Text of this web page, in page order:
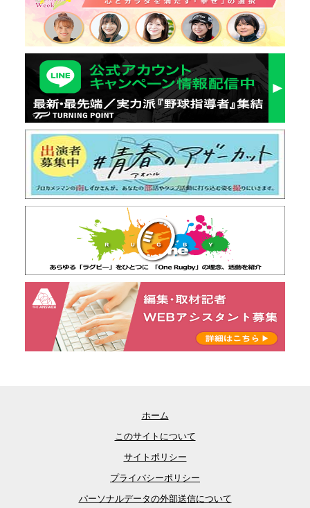
ホーム
このサイトについて
サイトポリシー
プライバシーポリシー
パーソナルデータの外部送信について